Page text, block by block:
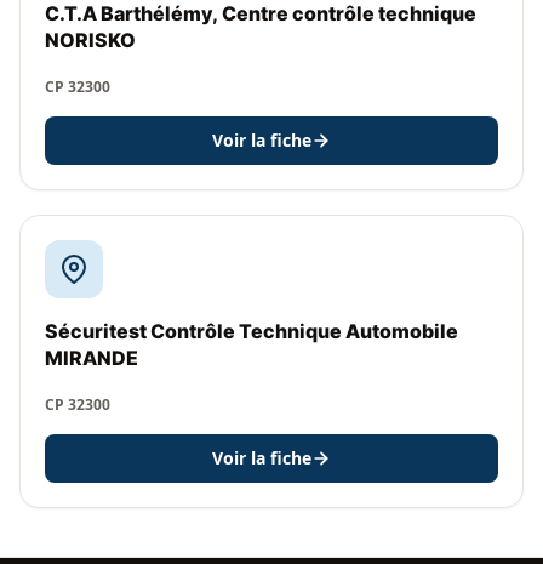
C.T.A Barthélémy, Centre contrôle technique
NORISKO
CP 32300
Voir la fiche
Sécuritest Contrôle Technique Automobile
MIRANDE
CP 32300
Voir la fiche